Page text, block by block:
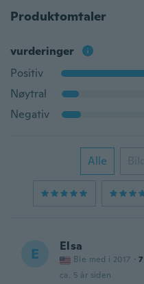
Produktomtaler
vurderinger
Positiv
Nøytral
Negativ
Alle
E Elsa
Ble med i 2017 · 7
ca. 5 år siden